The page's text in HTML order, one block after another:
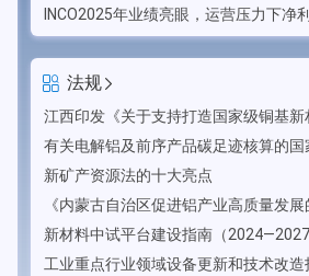
法规
新矿产资源法的十大亮点